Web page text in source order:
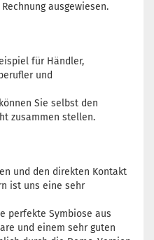
ausgewiesen.
für Händler,
und
Sie selbst den
zusammen stellen.
und den direkten Kontakt
ist uns eine sehr
perfekte Symbiose aus
und einem sehr guten